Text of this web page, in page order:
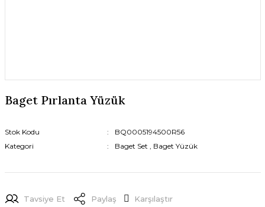
Baget Pırlanta Yüzük
Stok Kodu
BQ0005194500R56
Kategori
Baget Set , Baget Yüzük
Tavsiye Et Paylaş Karşılaştır